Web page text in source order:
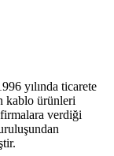
yılında ticarete
kablo ürünleri
verdiği